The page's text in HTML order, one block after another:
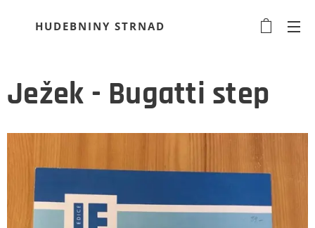
HUDEBNINY STRNAD
Ježek - Bugatti step